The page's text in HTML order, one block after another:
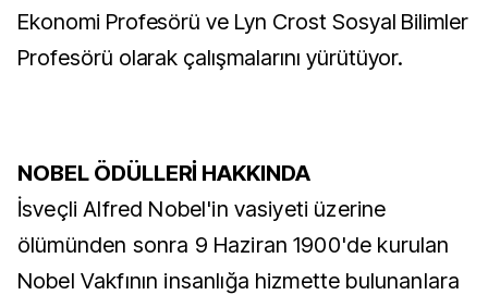
Ekonomi Profesörü ve Lyn Crost Sosyal Bilimler
Profesörü olarak çalışmalarını yürütüyor.
NOBEL ÖDÜLLERİ HAKKINDA
İsveçli Alfred Nobel'in vasiyeti üzerine
ölümünden sonra 9 Haziran 1900'de kurulan
Nobel Vakfının insanlığa hizmette bulunanlara